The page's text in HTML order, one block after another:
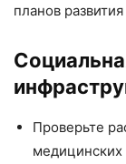
планов
Проверьте